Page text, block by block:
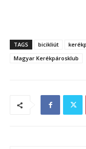
TAGS bicikliút
Magyar Kerékpárosklub